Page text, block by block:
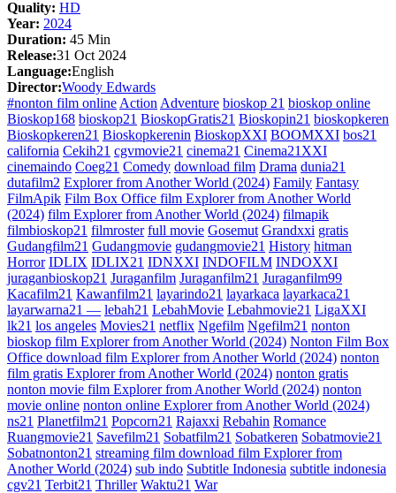
Quality: HD
Year: 2024
Duration: 45 Min
Release:31 Oct 2024
Language:English
Director:Woody Edwards
#nonton film online Action Adventure bioskop 21 bioskop online
Bioskop168 bioskop21 BioskopGratis21 Bioskopin21 bioskopkeren
Bioskopkeren21 Bioskopkerenin BioskopXXI BOOMXXI bos21
california Cekih21 cgvmovie21 cinema21 Cinema21XXI
cinemaindo Coeg21 Comedy download film Drama dunia21
dutafilm2 Explorer from Another World (2024) Family Fantasy
FilmApik Film Box Office film Explorer from Another World
(2024) film Explorer from Another World (2024) filmapik
filmbioskop21 filmroster full movie Gosemut Grandxxi gratis
Gudangfilm21 Gudangmovie gudangmovie21 History hitman
Horror IDLIX IDLIX21 IDNXXI INDOFILM INDOXXI
juraganbioskop21 Juraganfilm Juraganfilm21 Juraganfilm99
Kacafilm21 Kawanfilm21 layarindo21 layarkaca layarkaca21
layarwarna21 — lebah21 LebahMovie Lebahmovie21 LigaXXI
lk21 los angeles Movies21 netflix Ngefilm Ngefilm21 nonton
bioskop film Explorer from Another World (2024) Nonton Film Box
Office download film Explorer from Another World (2024) nonton
film gratis Explorer from Another World (2024) nonton gratis
nonton movie film Explorer from Another World (2024) nonton
movie online nonton online Explorer from Another World (2024)
ns21 Planetfilm21 Popcorn21 Rajaxxi Rebahin Romance
Ruangmovie21 Savefilm21 Sobatfilm21 Sobatkeren Sobatmovie21
Sobatnonton21 streaming film download film Explorer from
Another World (2024) sub indo Subtitle Indonesia subtitle indonesia
cgv21 Terbit21 Thriller Waktu21 War